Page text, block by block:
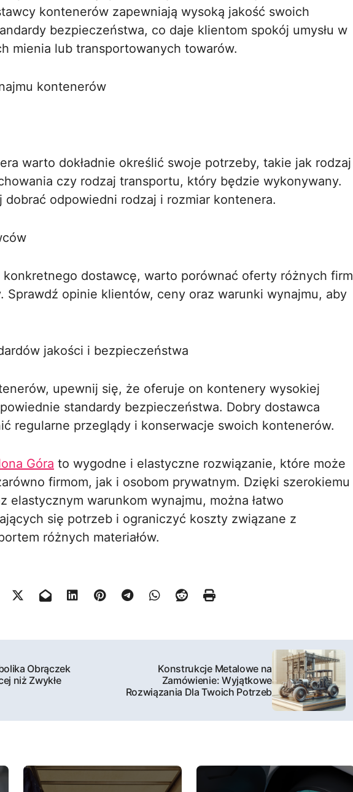
kontenerów zapewniają wysoką jakość swoich
bezpieczeństwa, co daje klientom spokój umysłu w
mienia lub transportowanych towarów.
kontenerów
warto dokładnie określić swoje potrzeby, takie jak rodzaj
czy rodzaj transportu, który będzie wykonywany.
dobrać odpowiedni rodzaj i rozmiar kontenera.
konkretnego dostawcę, warto porównać oferty różnych firm
Sprawdź opinie klientów, ceny oraz warunki wynajmu, aby
jakości i bezpieczeństwa
upewnij się, że oferuje on kontenery wysokiej
standardy bezpieczeństwa. Dobry dostawca
regularne przeglądy i konserwacje swoich kontenerów.
Góra to wygodne i elastyczne rozwiązanie, które może
firmom, jak i osobom prywatnym. Dzięki szerokiemu
elastycznym warunkom wynajmu, można łatwo
się potrzeb i ograniczyć koszty związane z
różnych materiałów.
Obrączek
niż Zwykłe
Konstrukcje Metalowe na
Zamówienie: Wyjątkowe
Rozwiązania Dla Twoich Potrzeb